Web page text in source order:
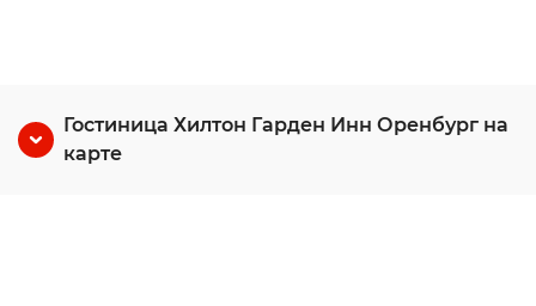
Гостиница Хилтон Гарден Инн Оренбург на
карте